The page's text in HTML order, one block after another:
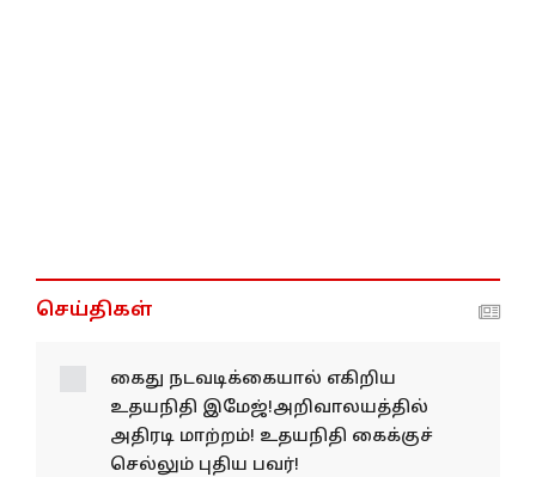
செய்திகள்
கைது நடவடிக்கையால் எகிறிய
உதயநிதி இமேஜ்!அறிவாலயத்தில்
அதிரடி மாற்றம்! உதயநிதி கைக்குச்
செல்லும் புதிய பவர்!